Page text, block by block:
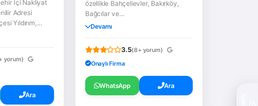
İçi Nakliyat
Adresi
Yıldırım,...
yorum)
Ara
özellikle Bahçelievler, Bakırköy,
Bağcılar ve...
Devamı
3.5(8+ yorum)
Onaylı Firma
WhatsApp Ara